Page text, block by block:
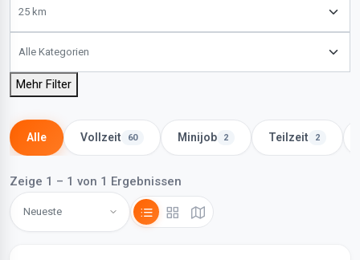
Mehr Filter
Alle Vollzeit 60 Minijob 2 Teilzeit 2
Zeige 1 – 1 von 1 Ergebnissen